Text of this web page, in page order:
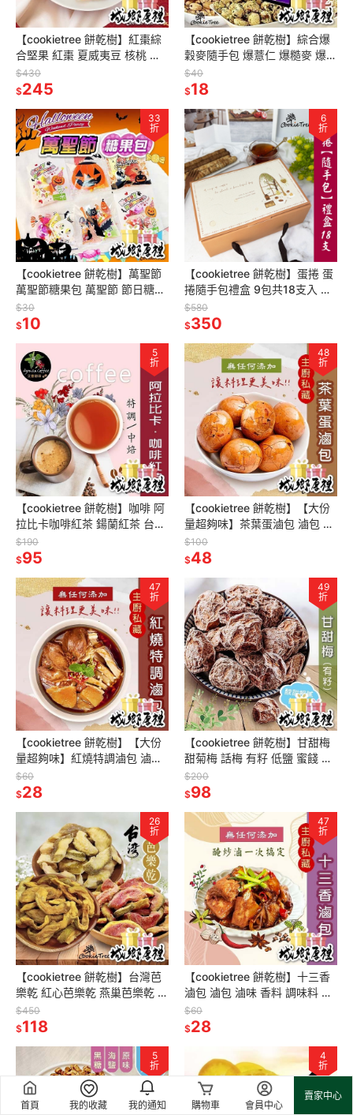
首頁 我的收藏 我的通知 購物車 會員中心
賣家中心
【cookietree 餅乾樹】紅棗綜
合堅果 紅棗 夏威夷豆 核桃 杏
仁 腰果 純天然 全素 果乾 堅果
伴手禮
$430
$245
【cookietree 餅乾樹】綜合爆
穀麥隨手包 爆薏仁 爆糙麥 爆核
桐麥 爆玉米 爆紫米 非油炸 無
防腐劑 寶寶副食
$40
$18
33
折
【cookietree 餅乾樹】萬聖節
萬聖節糖果包 萬聖節 節日糖果
糖果分享 交換禮物 討糖果 活動
$30
$10
6
折
【cookietree 餅乾樹】蛋捲 蛋
捲隨手包禮盒 9包共18支入 低
糖少油 餅乾樹
$580
$350
5
折
【cookietree 餅乾樹】咖啡 阿
拉比卡咖啡紅茶 鍚蘭紅茶 台灣
新鮮烘焙 可冷泡熱泡
$190
$95
48
折
【cookietree 餅乾樹】【大份
量超夠味】茶葉蛋滷包 滷包 調
味料 香料 辛香料 漢方 純素
$100
$48
47
折
【cookietree 餅乾樹】【大份
量超夠味】紅燒特調滷包 滷包
香料 辛香料 調味料 中式漢方
純天然
$60
$28
49
折
【cookietree 餅乾樹】甘甜梅
甜菊梅 話梅 有籽 低鹽 蜜餞 開
胃 生津解渴 全素
$200
$98
26
折
【cookietree 餅乾樹】台灣芭
樂乾 紅心芭樂乾 燕巢芭樂乾 甘
梅芭樂乾 水果乾 果乾 零食 伴
手禮
$450
$118
47
折
【cookietree 餅乾樹】十三香
滷包 滷包 滷味 香料 調味料 辛
香料 醃製 中式辛香料
$60
$28
5
折
4
折